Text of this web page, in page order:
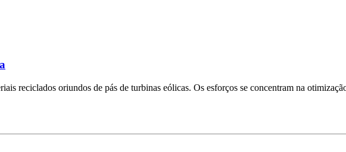
reciclados oriundos de pás de turbinas eólicas. Os esforços se concentram na